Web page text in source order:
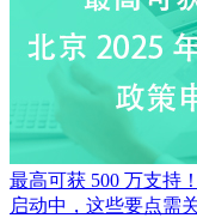
最高可获 500 万支持
启动中，这些要点需